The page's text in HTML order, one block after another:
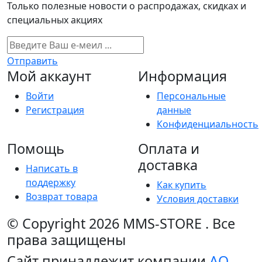
Только полезные новости о распродажах, скидках и
специальных акциях
Отправить
Мой аккаунт
Войти
Регистрация
Информация
Персональные
данные
Конфиденциальность
Помощь
Написать в
поддержку
Возврат товара
Оплата и
доставка
Как купить
Условия доставки
© Copyright 2026 MMS-STORE . Все
права защищены